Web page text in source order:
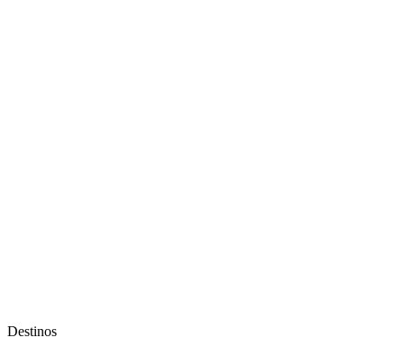
Destinos